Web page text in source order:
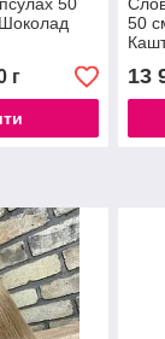
50
г
50
13